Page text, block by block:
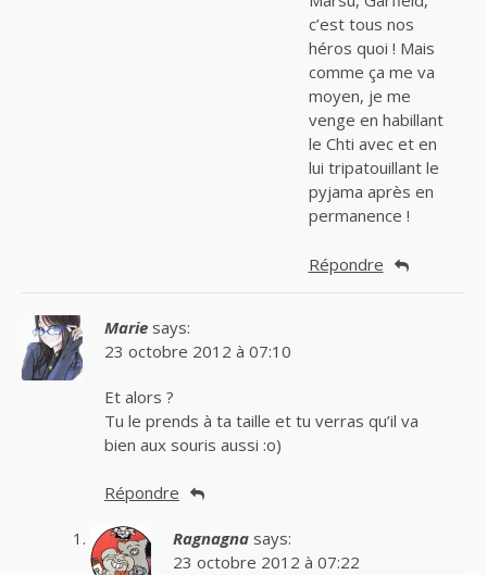
c’est tous nos
héros quoi ! Mais
comme ça me va
moyen, je me
venge en habillant
le Chti avec et en
lui tripatouillant le
pyjama après en
permanence !
Répondre
Marie says:
23 octobre 2012 à 07:10
Et alors ?
Tu le prends à ta taille et tu verras qu’il va
bien aux souris aussi :o)
Répondre
Ragnagna says:
23 octobre 2012 à 07:22